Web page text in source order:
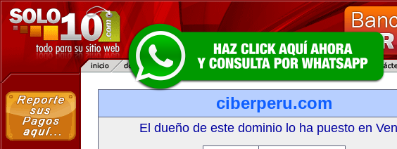
ciberperu.com
El dueño de este dominio lo ha puesto en